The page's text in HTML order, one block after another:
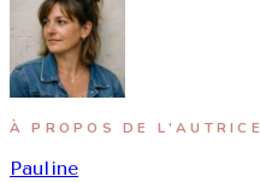
À PROPOS DE L'AUTRICE
Pauline